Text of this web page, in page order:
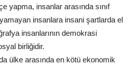
yapma, insanlar arasında sınıf
insanlara insani şartlarda el
insanlarının demokrasi
birliğidir.
ülke arasında en kötü ekonomik